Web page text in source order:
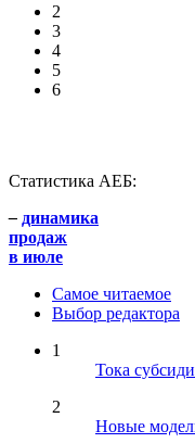
2
3
4
5
6
Статистика АЕБ:
– динамика
продаж
в июле
Самое читаемое
Выбор редактора
1
Тока
2
Новые